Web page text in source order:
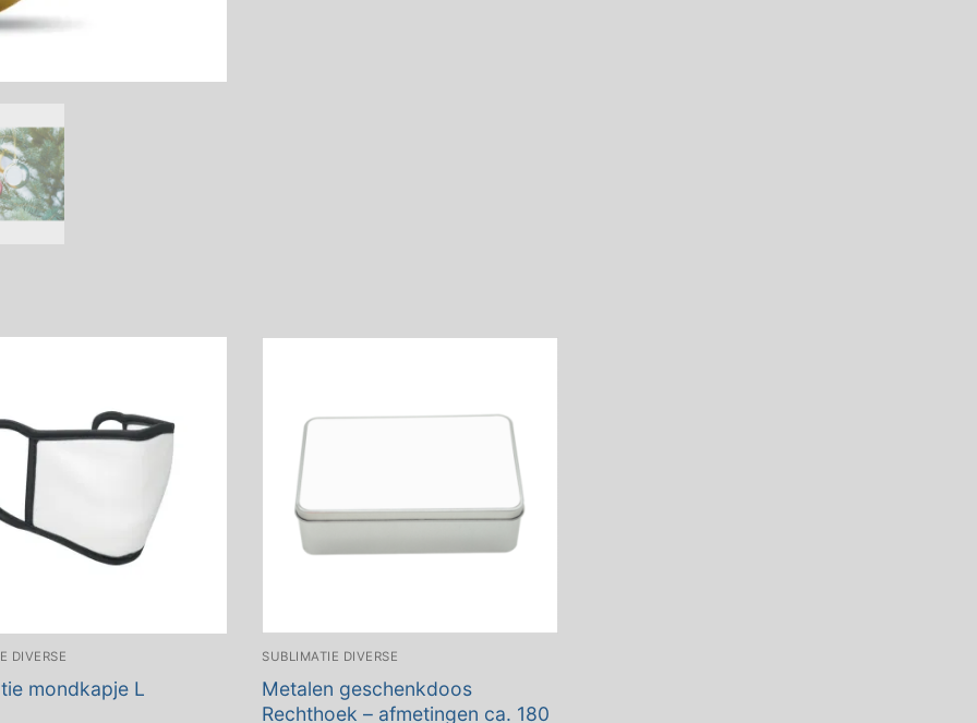
DIVERSE
mondkapje L
SUBLIMATIE DIVERSE
Metalen geschenkdoos
Rechthoek – afmetingen ca. 180